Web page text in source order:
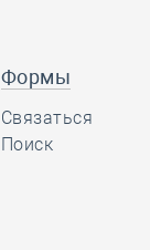
Формы
Связаться
Поиск